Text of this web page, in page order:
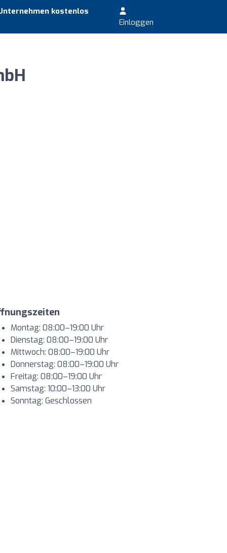
kostenlos
Einloggen
Montag: 08:00–19:00 Uhr
Dienstag: 08:00–19:00 Uhr
Mittwoch: 08:00–19:00 Uhr
Donnerstag: 08:00–19:00 Uhr
Freitag: 08:00–19:00 Uhr
Samstag: 10:00–13:00 Uhr
Sonntag: Geschlossen